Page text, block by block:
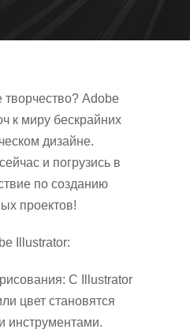
творчество? Adobe
к миру бескрайних
дизайне.
и погрузись в
по созданию
проектов!
Illustrator:
С Illustrator
цвет становятся